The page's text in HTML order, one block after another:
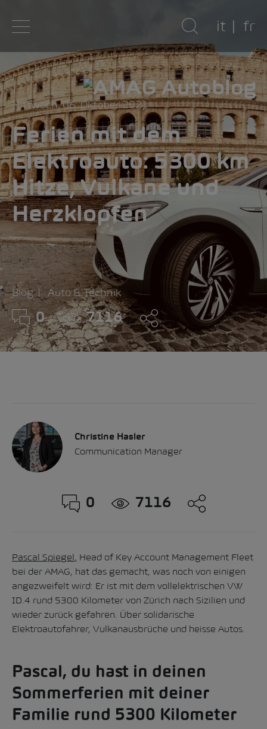
it fr
Mittwoch, 06. Oktober 2021
Ferien mit dem
Elektroauto: 5300 km
Hitze, Vulkane und
Herzklopfen
Blog Auto & Technik
0 7116
Christine Hasler
Communication Manager
0 7116
Pascal Spiegel, Head of Key Account Management Fleet
bei der AMAG, hat das gemacht, was noch von einigen
angezweifelt wird: Er ist mit dem vollelektrischen VW
ID.4 rund 5300 Kilometer von Zürich nach Sizilien und
wieder zurück gefahren. Über solidarische
Elektroautofahrer, Vulkanausbrüche und heisse Autos.
Pascal, du hast in deinen
Sommerferien mit deiner
Familie rund 5300 Kilometer